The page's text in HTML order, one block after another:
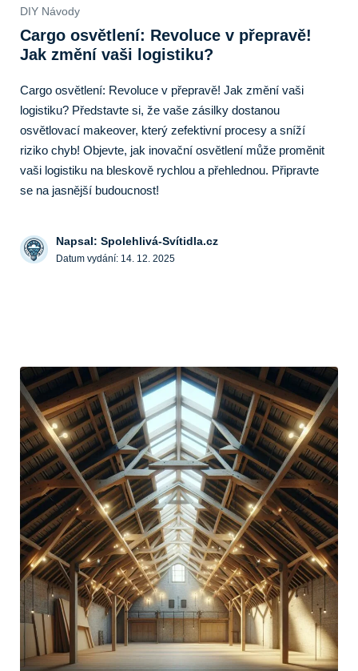
DIY Návody
Cargo osvětlení: Revoluce v přepravě!
Jak změní vaši logistiku?
Cargo osvětlení: Revoluce v přepravě! Jak změní vaši
logistiku? Představte si, že vaše zásilky dostanou
osvětlovací makeover, který zefektivní procesy a sníží
riziko chyb! Objevte, jak inovační osvětlení může proměnit
vaši logistiku na bleskově rychlou a přehlednou. Připravte
se na jasnější budoucnost!
Napsal: Spolehlivá-Svítidla.cz
Datum vydání: 14. 12. 2025